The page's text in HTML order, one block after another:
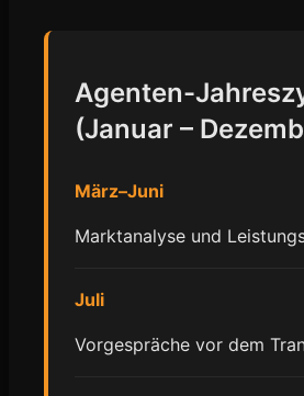
Agenten-
(Januar –
März–Juni
Marktanalyse und
Juli
Vorgespräche vor dem